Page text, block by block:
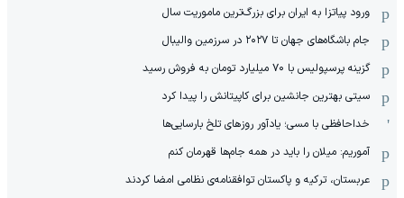
ورود پیاتزا به ایران برای بزرگ‌ترین ماموریت سال
جام باشگاه‌های جهان تا ۲۰۲۷ در سرزمین والیبال
گزینه پرسپولیس با ۷۰ میلیارد تومان به فروش رسید
سیتی بهترین جانشین برای کاپیتانش را پیدا کرد
خداحافظی با مسی؛ یادآور روزهای تلخ بارسایی‌ها
آموریم: میلان را باید در همه جام‌ها قهرمان کنم
عربستان، ترکیه و پاکستان توافقنامه‌ی نظامی امضا کردند